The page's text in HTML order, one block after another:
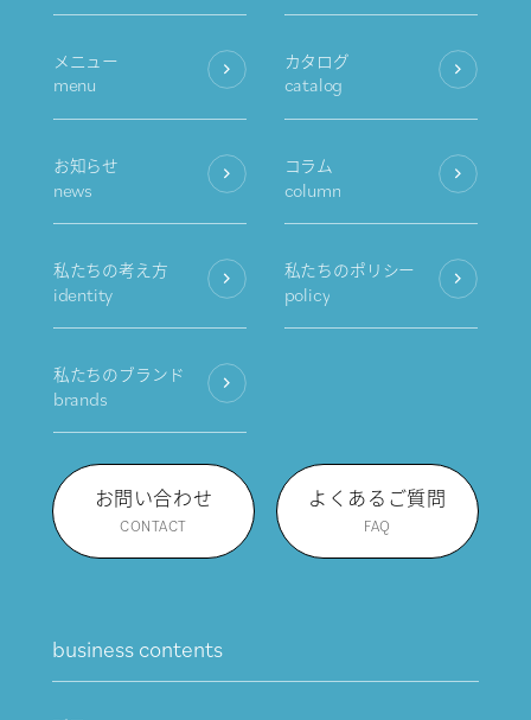
メニュー
menu
カタログ
catalog
お知らせ
news
コラム
column
私たちの考え方
identity
私たちのポリシー
policy
私たちのブランド
brands
お問い合わせ
CONTACT
よくあるご質問
FAQ
business contents